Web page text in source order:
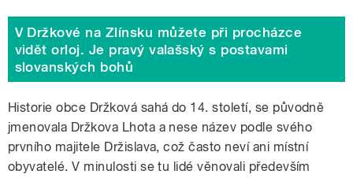
V Držkové na Zlínsku můžete při procházce
vidět orloj. Je pravý valašský s postavami
slovanských bohů
Historie obce Držková sahá do 14. století, se původně
jmenovala Držkova Lhota a nese název podle svého
prvního majitele Držislava, což často neví ani místní
obyvatelé. V minulosti se tu lidé věnovali především